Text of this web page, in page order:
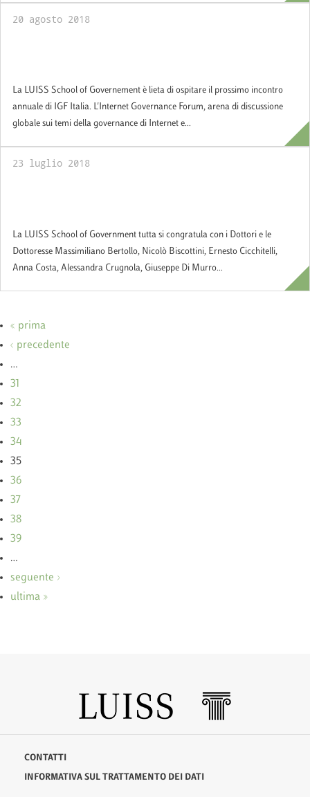
20 agosto 2018
La LUISS School of Governement è lieta di ospitare il prossimo incontro
annuale di IGF Italia. L'Internet Governance Forum, arena di discussione
globale sui temi della governance di Internet e...
23 luglio 2018
La LUISS School of Government tutta si congratula con i Dottori e le
Dottoresse Massimiliano Bertollo, Nicolò Biscottini, Ernesto Cicchitelli,
Anna Costa, Alessandra Crugnola, Giuseppe Di Murro...
« prima
‹ precedente
…
31
32
33
34
35
36
37
38
39
…
seguente ›
ultima »
CONTATTI
INFORMATIVA SUL TRATTAMENTO DEI DATI